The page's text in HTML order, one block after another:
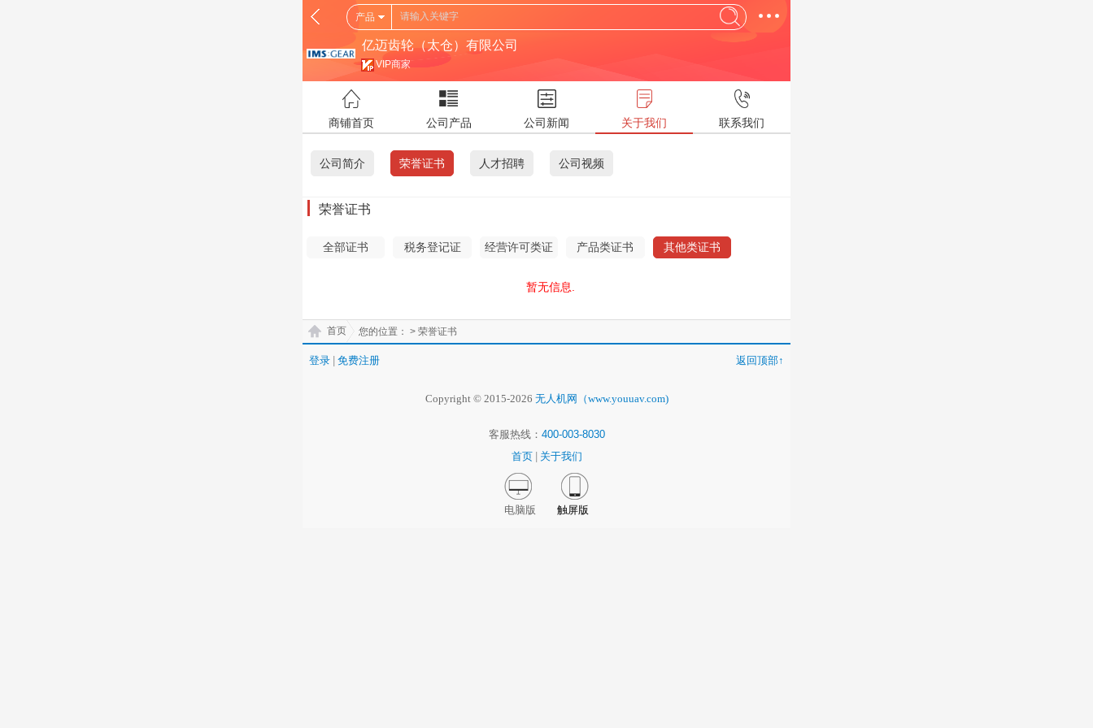
产品
亿迈齿轮（太仓）有限公司
VIP商家
商铺首页 公司产品 公司新闻 关于我们 联系我们
公司简介 荣誉证书 人才招聘 公司视频
荣誉证书
全部证书 税务登记证
经营许可类证
产品类证书 其他类证书
暂无信息.
您的位置：
首页 > 荣誉证书
登录 免费注册 返回顶部↑
Copyright © 2015-2026 无人机网（www.youuav.com)
客服热线： 400-003-8030
首页
关于我们
电脑版 触屏版